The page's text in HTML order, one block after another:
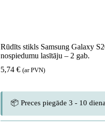
Rūdīts stikls Samsung Galaxy
nospiedumu lasītāju – 2 gab.
5,74 € (ar PVN)
📦 Preces piegāde 3 - 10